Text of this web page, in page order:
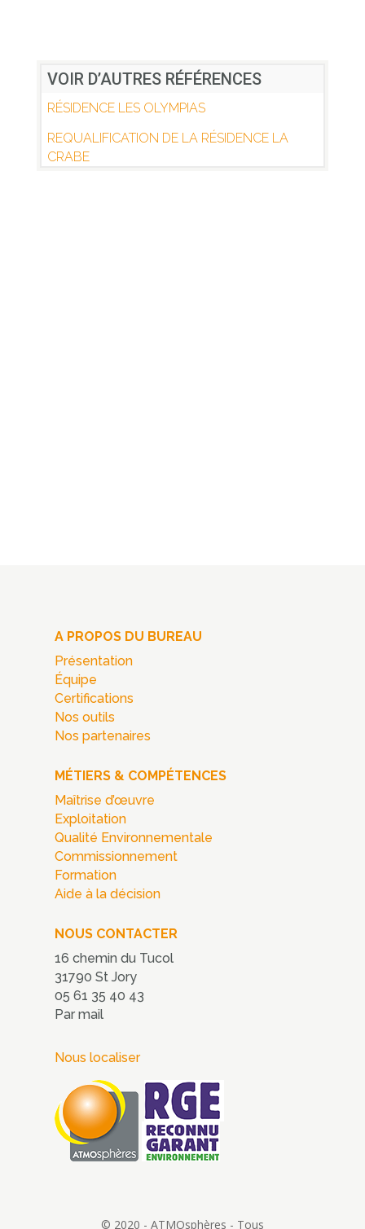
VOIR D’AUTRES RÉFÉRENCES
RÉSIDENCE LES OLYMPIAS
REQUALIFICATION DE LA RÉSIDENCE LA
CRABE
A PROPOS DU BUREAU
Présentation
Équipe
Certifications
Nos outils
Nos partenaires
MÉTIERS & COMPÉTENCES
Maîtrise d’œuvre
Exploitation
Qualité Environnementale
Commissionnement
Formation
Aide à la décision
NOUS CONTACTER
16 chemin du Tucol
31790 St Jory
05 61 35 40 43
Par mail
Nous localiser
© 2020 - ATMOsphères - Tous